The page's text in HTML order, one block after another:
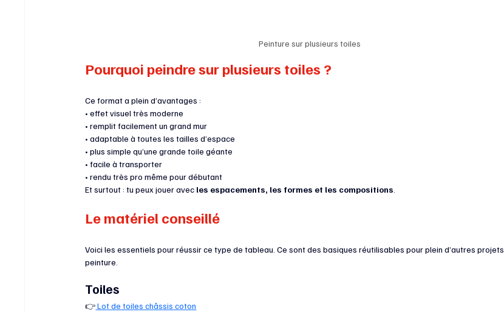
Peinture sur plusieurs toiles
Pourquoi peindre sur plusieurs toiles ?
Ce format a plein d’avantages :
• effet visuel très moderne
• remplit facilement un grand mur
• adaptable à toutes les tailles d’espace
• plus simple qu’une grande toile géante
• facile à transporter
• rendu très pro même pour débutant
Et surtout : tu peux jouer avec les espacements, les formes et les compositions
Le matériel conseillé
Voici les essentiels pour réussir ce type de tableau. Ce sont des basiques réutilisables pour plein d’autres projets
peinture.
Toiles
👉 Lot de toiles châssis coton